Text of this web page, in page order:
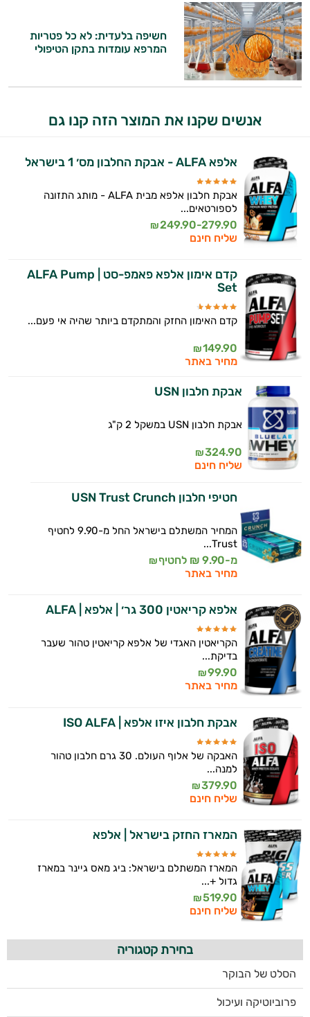
חשיפה בלעדית: לא כל פטריות
המרפא עומדות בתקן הטיפולי
אנשים שקנו את המוצר הזה קנו גם
אלפא ALFA - אבקת החלבון מס׳ 1 בישראל
אבקת חלבון אלפא מבית ALFA - מותג התזונה
לספורטאים...
249.90-279.90
₪
שליח חינם
קדם אימון אלפא פאמפ-סט | ALFA Pump
Set
קדם האימון החזק והמתקדם ביותר שהיה אי פעם...
149.90
₪
מחיר באתר
אבקת חלבון USN
אבקת חלבון USN במשקל 2 ק"ג
324.90
₪
שליח חינם
חטיפי חלבון USN Trust Crunch
המחיר המשתלם בישראל החל מ-9.90 לחטיף
Trust...
מ-9.90 ₪ לחטיף ₪
מחיר באתר
אלפא קריאטין 300 גר׳ | אלפא | ALFA
הקריאטין האגדי של אלפא קריאטין טהור שעבר
בדיקת...
99.90
₪
מחיר באתר
אבקת חלבון איזו אלפא | ISO ALFA
האבקה של אלוף העולם. 30 גרם חלבון טהור
למנה...
379.90
₪
שליח חינם
המארז החזק בישראל | אלפא
המארז המשתלם בישראל: ביג מאס גיינר במארז
גדול +...
519.90
₪
שליח חינם
בחירת קטגוריה
הסלט של הבוקר
פרוביוטיקה ועיכול
וספרות מקצועית בתחומי הרפואה הטבעית
ותזונת הספורט.
אני כאן כדי לעזור לך להתאים את תוספי
התזונה ומוצרי הבריאות המדויקים למטרות
ולמצב הגופני שלך, ולהסביר לך אילו רכיבים
יום וגם בתחום הכושר והספורט.
אישיות מבוססות מדעית.
זה הזמן להתחיל. איך אוכל לעזור?